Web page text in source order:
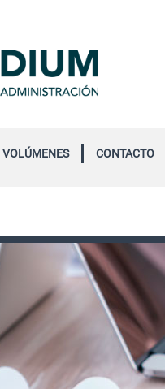
VOLÚMENES CONTACTO